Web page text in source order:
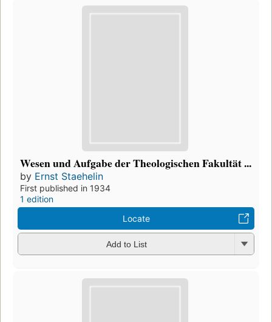
Wesen und Aufgabe der Theologischen Fakultät ...
by Ernst Staehelin
First published in 1934
1 edition
Locate
Add to List